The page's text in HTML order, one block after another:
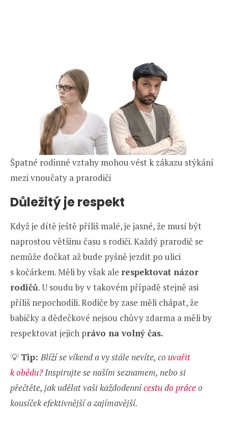
Špatné rodinné vztahy mohou vést k zákazu stýkání
mezi vnoučaty a prarodiči
Důležitý je respekt
Když je dítě ještě příliš malé, je jasné, že musí být
naprostou většinu času s rodiči. Každý prarodič se
nemůže dočkat až bude pyšně jezdit po ulici
s kočárkem. Měli by však ale respektovat názor
rodičů. U soudu by v takovém případě stejně asi
příliš nepochodili. Rodiče by zase měli chápat, že
babičky a dědečkové nejsou chůvy zdarma a měli by
respektovat jejich právo na volný čas.
💡 Tip: Blíží se víkend a vy stále nevíte, co uvařit
k obědu?Inspirujte se naším seznamem, nebo si
přečtěte, jak udělat vaši každodennícestu do práceo
kousíček efektivnější a zajímavější.